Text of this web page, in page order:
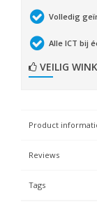
Volledig
Alle ICT bij
VEILIG
Product
Reviews
Tags